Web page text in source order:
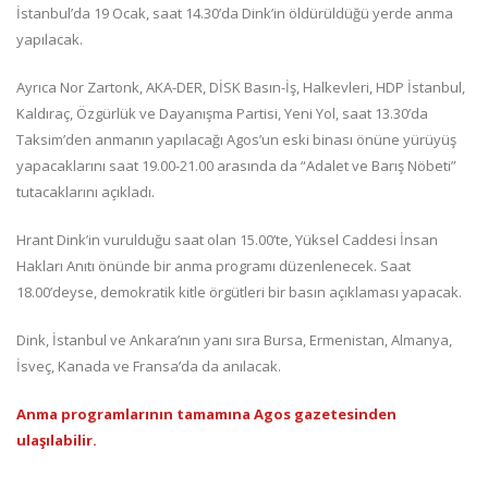
İstanbul’da 19 Ocak, saat 14.30’da Dink’in öldürüldüğü yerde anma
yapılacak.
Ayrıca Nor Zartonk, AKA-DER, DİSK Basın-İş, Halkevleri, HDP İstanbul,
Kaldıraç, Özgürlük ve Dayanışma Partisi, Yeni Yol, saat 13.30’da
Taksim’den anmanın yapılacağı Agos’un eski binası önüne yürüyüş
yapacaklarını saat 19.00-21.00 arasında da “Adalet ve Barış Nöbeti”
tutacaklarını açıkladı.
Hrant Dink’in vurulduğu saat olan 15.00’te, Yüksel Caddesi İnsan
Hakları Anıtı önünde bir anma programı düzenlenecek. Saat
18.00’deyse, demokratik kitle örgütleri bir basın açıklaması yapacak.
Dink, İstanbul ve Ankara’nın yanı sıra Bursa, Ermenistan, Almanya,
İsveç, Kanada ve Fransa’da da anılacak.
Anma programlarının tamamına Agos gazetesinden
ulaşılabilir.